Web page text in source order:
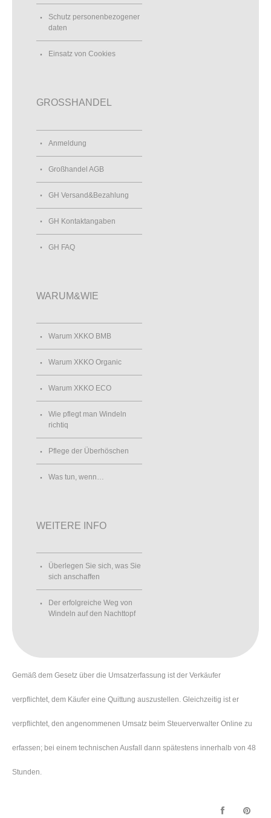
Schutz personenbezogener
daten
Einsatz von Cookies
GROSSHANDEL
Anmeldung
Großhandel AGB
GH Versand&Bezahlung
GH Kontaktangaben
GH FAQ
WARUM&WIE
Warum XKKO BMB
Warum XKKO Organic
Warum XKKO ECO
Wie pflegt man Windeln
richtiq
Pflege der Überhöschen
Was tun, wenn…
WEITERE INFO
Überlegen Sie sich, was Sie
sich anschaffen
Der erfolgreiche Weg von
Windeln auf den Nachttopf
Gemäß dem Gesetz über die Umsatzerfassung ist der Verkäufer
verpflichtet, dem Käufer eine Quittung auszustellen. Gleichzeitig ist er
verpflichtet, den angenommenen Umsatz beim Steuerverwalter Online zu
erfassen; bei einem technischen Ausfall dann spätestens innerhalb von 48
Stunden.